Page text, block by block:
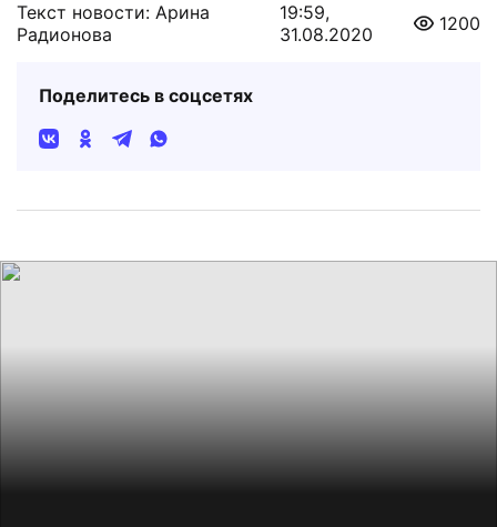
Текст новости: Арина
Радионова
19:59,
31.08.2020
1200
Поделитесь в соцсетях